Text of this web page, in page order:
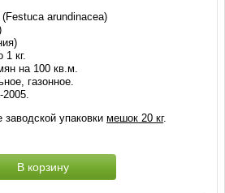
arundinacea)
кг.
на 100 кв.м.
газонное.
заводской упаковкимешок 20 кг.
В корзину